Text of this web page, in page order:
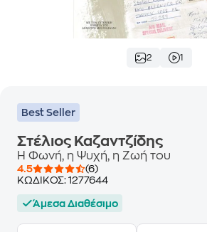
2 1
Best Seller
Στέλιος Καζαντζίδης
Η Φωνή, η Ψυχή, η Ζωή του
4.5
(6)
ΚΩΔΙΚΟΣ: 1277644
Άμεσα Διαθέσιμο